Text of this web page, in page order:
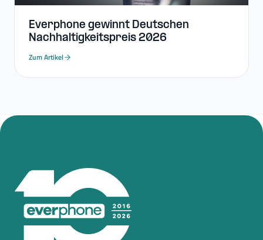
Everphone gewinnt Deutschen
Nachhaltigkeitspreis 2026
Zum Artikel